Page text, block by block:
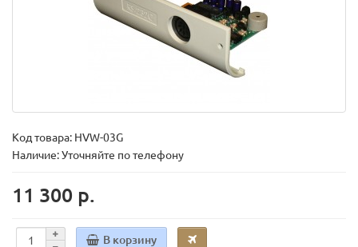
Код товара: HVW-03G
Наличие: Уточняйте по телефону
11 300 р.
В корзину